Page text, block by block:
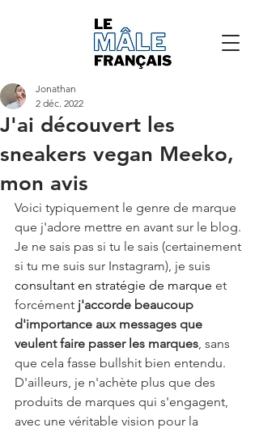
J'ai découvert les
sneakers vegan Meeko,
mon avis
Jonathan
2 déc. 2022
Voici typiquement le genre de marque
que j'adore mettre en avant sur le blog.
Je ne sais pas si tu le sais (certainement
si tu me suis sur Instagram), je suis
consultant en stratégie de marque et
forcément j'accorde beaucoup
d'importance aux messages que
veulent faire passer les marques, sans
que cela fasse bullshit bien entendu.
D'ailleurs, je n'achète plus que des
produits de marques qui s'engagent,
avec une véritable vision pour la